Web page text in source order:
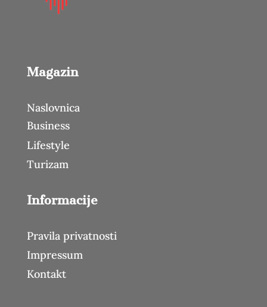
Magazin
Naslovnica
Business
Lifestyle
Turizam
Informacije
Pravila privatnosti
Impressum
Kontakt